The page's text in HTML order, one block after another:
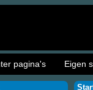
pagina's Eigen